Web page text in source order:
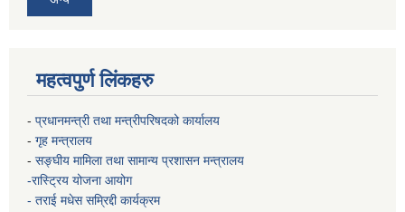
महत्वपुर्ण लिंकहरु
- प्रधानमन्त्री तथा मन्त्रीपरिषदको कार्यालय
- गृह मन्त्रालय
- सङ्घीय मामिला तथा सामान्य प्रशासन मन्त्रालय
-रास्ट्रिय योजना आयोग
- तराई मधेस सम्रिद्दी कार्यक्रम